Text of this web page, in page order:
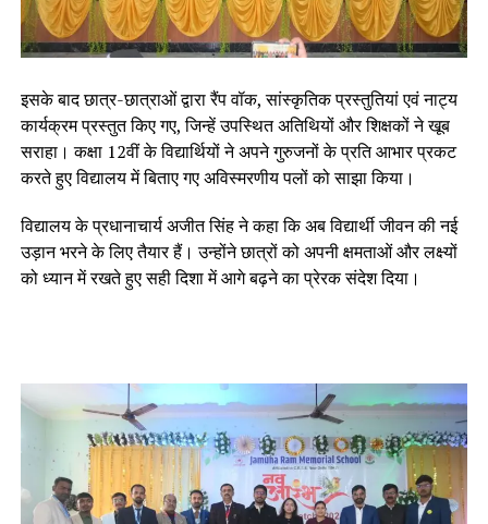
इसके बाद छात्र-छात्राओं द्वारा रैंप वॉक, सांस्कृतिक प्रस्तुतियां एवं नाट्य
कार्यक्रम प्रस्तुत किए गए, जिन्हें उपस्थित अतिथियों और शिक्षकों ने खूब
सराहा। कक्षा 12वीं के विद्यार्थियों ने अपने गुरुजनों के प्रति आभार प्रकट
करते हुए विद्यालय में बिताए गए अविस्मरणीय पलों को साझा किया।
विद्यालय के प्रधानाचार्य अजीत सिंह ने कहा कि अब विद्यार्थी जीवन की नई
उड़ान भरने के लिए तैयार हैं। उन्होंने छात्रों को अपनी क्षमताओं और लक्ष्यों
को ध्यान में रखते हुए सही दिशा में आगे बढ़ने का प्रेरक संदेश दिया।